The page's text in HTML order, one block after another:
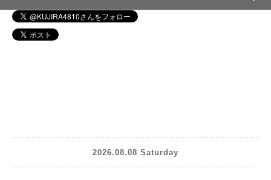
2026.08.08 Saturday